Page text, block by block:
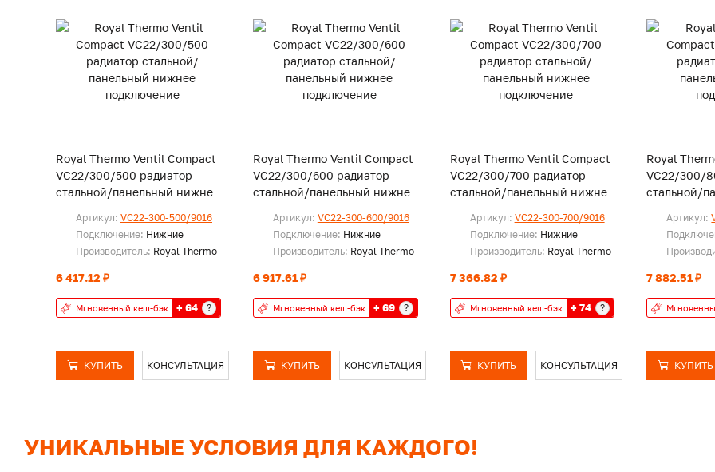
Royal Thermo Ventil Compact
VC22/300/500 радиатор
стальной/панельный нижнее
Артикул: VC22-300-500/9016
Подключение: Нижние
Производитель: Royal Thermo
6 417.12 ₽
Мгновенный кеш-бэк + 64 ?
КУПИТЬ КОНСУЛЬТАЦИЯ
Royal Thermo Ventil Compact
VC22/300/600 радиатор
стальной/панельный нижнее
Артикул: VC22-300-600/9016
Подключение: Нижние
Производитель: Royal Thermo
6 917.61 ₽
Мгновенный кеш-бэк + 69 ?
КУПИТЬ КОНСУЛЬТАЦИЯ
Royal Thermo Ventil Compact
VC22/300/700 радиатор
стальной/панельный нижнее
Артикул: VC22-300-700/9016
Подключение: Нижние
Производитель: Royal Thermo
7 366.82 ₽
Мгновенный кеш-бэк + 74 ?
КУПИТЬ КОНСУЛЬТАЦИЯ
Royal
VC22/300/
стальной/
Артикул:
7 882.51 ₽
КУПИТЬ
УНИКАЛЬНЫЕ УСЛОВИЯ ДЛЯ КАЖДОГО!